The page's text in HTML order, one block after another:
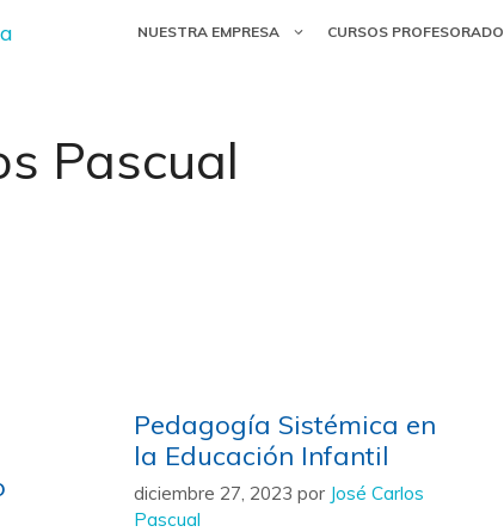
NUESTRA EMPRESA CURSOS PROFESORADO
Pascual
Pedagogía Sistémica en
la Educación Infantil
diciembre 27, 2023 por José Carlos
Pascual